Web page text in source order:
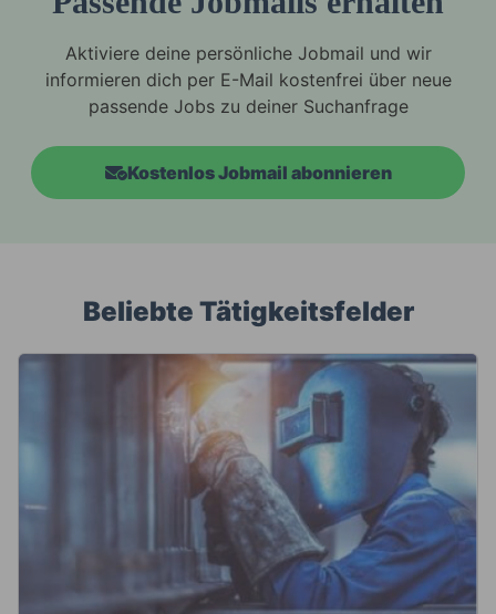
Aktiviere deine persönliche Jobmail und wir
informieren dich per E-Mail kostenfrei über neue
passende Jobs zu deiner Suchanfrage
Kostenlos Jobmail abonnieren
Beliebte Tätigkeitsfelder